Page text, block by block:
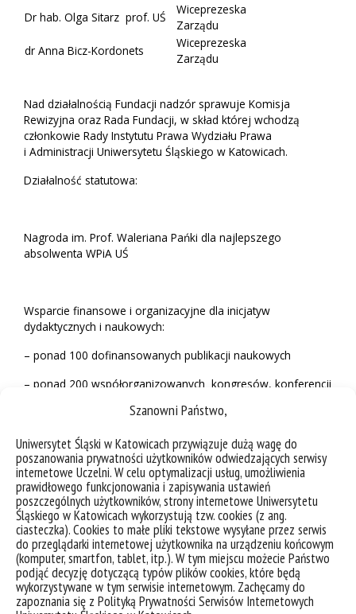
Szanowni Państwo,
Uniwersytet Śląski w Katowicach przywiązuje dużą wagę do
poszanowania prywatności użytkowników odwiedzających serwisy
internetowe Uczelni. W celu optymalizacji usług, umożliwienia
prawidłowego funkcjonowania i zapisywania ustawień
poszczególnych użytkowników, strony internetowe Uniwersytetu
Śląskiego w Katowicach wykorzystują tzw. cookies (z ang.
ciasteczka). Cookies to małe pliki tekstowe wysyłane przez serwis
do przeglądarki internetowej użytkownika na urządzeniu końcowym
(komputer, smartfon, tablet, itp.). W tym miejscu możecie Państwo
podjąć decyzję dotyczącą typów plików cookies, które będą
wykorzystywane w tym serwisie internetowym. Zachęcamy do
zapoznania się z Polityką Prywatności Serwisów Internetowych
Dr hab. Olga Sitarz prof. UŚ
Wiceprezeska
Zarządu
dr Anna Bicz-Kordonets
Wiceprezeska
Zarządu
Nad działalnością Fundacji nadzór sprawuje Komisja
Rewizyjna oraz Rada Fundacji, w skład której wchodzą
członkowie Rady Instytutu Prawa Wydziału Prawa
i Administracji Uniwersytetu Śląskiego w Katowicach.
Działalność statutowa:
Nagroda im. Prof. Waleriana Pańki dla najlepszego
absolwenta WPiA UŚ
Wsparcie finansowe i organizacyjne dla inicjatyw
dydaktycznych i naukowych:
– ponad 100 dofinansowanych publikacji naukowych
– ponad 200 współorganizowanych kongresów, konferencji
Facultas Iuridica
Sprawozdania merytoryczne z prowadzonej działalności
Załączniki:
sprawozdanie za 2018
sprawozdanie za 2019